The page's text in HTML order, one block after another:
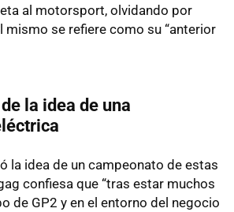
al motorsport, olvidando por
mismo se refiere como su “anterior
la idea de una
la idea de un campeonato de estas
confiesa que “tras estar muchos
de GP2 y en el entorno del negocio